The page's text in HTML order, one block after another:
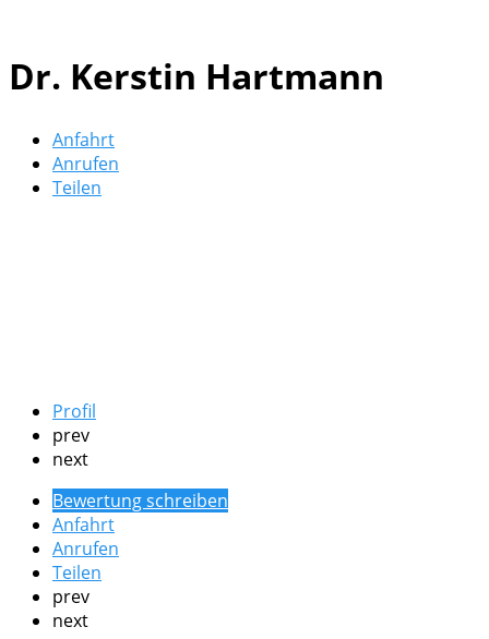
Dr. Kerstin Hartmann
Anfahrt
Anrufen
Teilen
Profil
prev
next
Bewertung schreiben
Anfahrt
Anrufen
Teilen
prev
next